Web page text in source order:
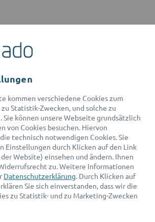
von 8:00 bis 17:00 Uhr für Sie erreichbar.
online den passenden Rechtsanwalt finden
Auszeichnungen:
kommen verschiedene Cookies zum
Statistik-Zwecken, und solche zu
Sie können unsere Webseite grundsätzlich
von Cookies besuchen. Hiervon
technisch notwendigen Cookies. Sie
Einstellungen durch Klicken auf den Link
der Website) einsehen und ändern. Ihnen
zu. Weitere Informationen
Datenschutzerklärung. Durch Klicken auf
Sie sich einverstanden, dass wir die
zu Statistik- und zu Marketing-Zwecken